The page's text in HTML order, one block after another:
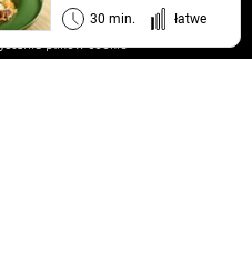
30 min. łatwe
prywatności
plików cookie